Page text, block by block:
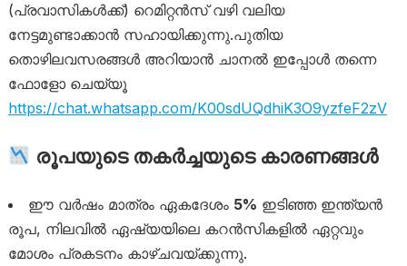
(പ്രവാസികൾക്ക്) റെമിറ്റൻസ് വഴി വലിയ
നേട്ടമുണ്ടാക്കാൻ സഹായിക്കുന്നു.പുതിയ
തൊഴിലവസരങ്ങൾ അറിയാൻ ചാനൽ ഇപ്പോൾ തന്നെ
ഫോളോ ചെയ്യൂ
https://chat.whatsapp.com/K00sdUQdhiK3O9yzfeF2zV
രൂപയുടെ തകർച്ചയുടെ കാരണങ്ങൾ
ഈ വർഷം മാത്രം ഏകദേശം 5% ഇടിഞ്ഞ ഇന്ത്യൻ
രൂപ, നിലവിൽ ഏഷ്യയിലെ കറൻസികളിൽ ഏറ്റവും
മോശം പ്രകടനം കാഴ്ചവയ്ക്കുന്നു.